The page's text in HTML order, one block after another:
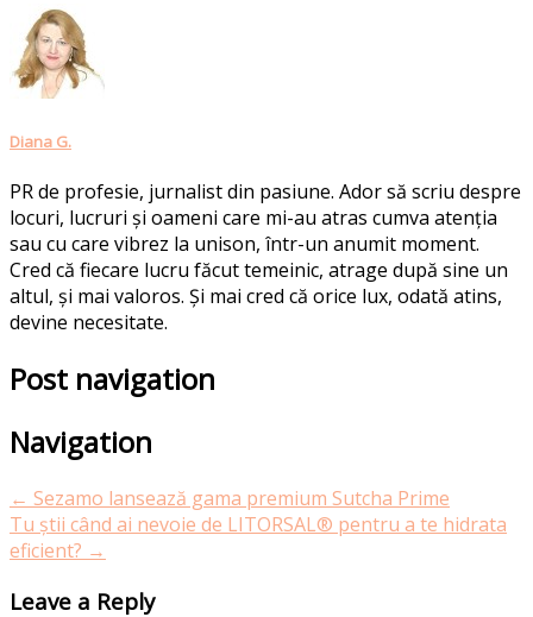
Diana G.
PR de profesie, jurnalist din pasiune. Ador să scriu despre
locuri, lucruri și oameni care mi-au atras cumva atenția
sau cu care vibrez la unison, într-un anumit moment.
Cred că fiecare lucru făcut temeinic, atrage după sine un
altul, și mai valoros. Și mai cred că orice lux, odată atins,
devine necesitate.
Post navigation
Navigation
← Sezamo lansează gama premium Sutcha Prime
Tu știi când ai nevoie de LITORSAL® pentru a te hidrata
eficient? →
Leave a Reply